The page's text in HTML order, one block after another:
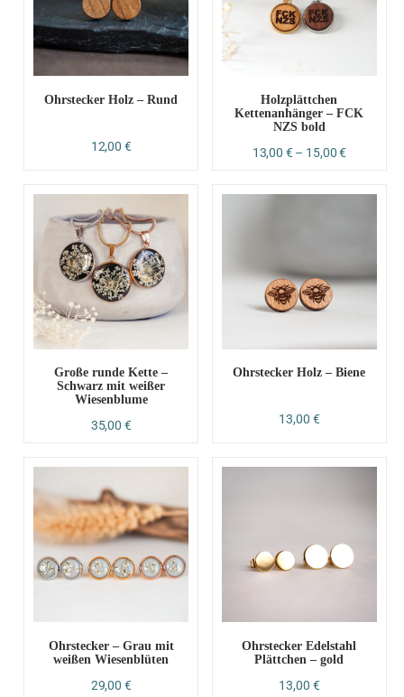
Ohrstecker Holz – Rund
12,00 €
Holzplättchen
Kettenanhänger – FCK
NZS bold
13,00 €– 15,00€
Große runde Kette –
Schwarz mit weißer
Wiesenblume
35,00 €
Ohrstecker Holz – Biene
13,00 €
Ohrstecker – Grau mit
weißen Wiesenblüten
29,00 €
Ohrstecker Edelstahl
Plättchen – gold
13,00 €